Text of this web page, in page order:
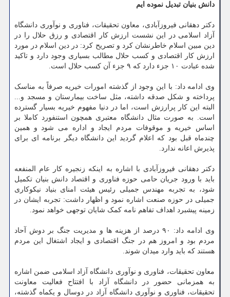
دانش بنیان تبدیل نموده ایم
دکتر دهقانی فیروزآبادی، معاون تحقیقات، فناوری و نوآوری دانشگاه
آزاد اسلامی در این نشست ارزش کار اقتصادی و رزق حلال را در
دین مبین اسلام خاطرنشان کرد و تصریح کرد: در دین اسلام در مورد
ارزش کار اقتصادی و کسب حلال مطالب بسیاری وجود دارد و تاکید
شده عبادت ۱۰ جزء دارد که ۹ جزء آن کسب حلال است.
وی ادامه داد: با این وجود از گذشته امورات خیریه صرفاً به مناسک
پرداخته و شکل صدقه داشته، مثل ساخت بیمارستان و مسجد و...
البته این کار پرارزش است، اما در دنیا مفهوم خیریه بسیار گسترده
است. به صورت مثال دانشگاه معتبری همچون استنفورد کاملا بر
اساس خیریه و موقوفات مردم ایجاد و اداره می شود و همین
چندماه قبل بود که اعلام گردید این دانشگاه دیگر برنامه ای برای
پذیرش اعانه ندارد.
دکتر دهقانی فیروزآبادی با اشاره به اینکه زنجیره کار عام المنفعه
باید با ورود جریان حامی حوزه فناوری و اقتصاد دانش بنیان تکمیل
شود، به تجربه مهندس جمیلی رئیس هیئت امنای بنیاد نیکوکاری
جمیلی در حوزه صنعت اشاره نمود و اظهار داشت: تجربه ایشان در
زمینه پیشبرد اهداف تفاهم نامه کمک شایان توجهی خواهد نمود.
وی ادامه داد: ۹۰ درصد از هزینه ها و مدیریت جنگ بر دوش آحاد
مردم بود و امروز هم در جنگ اقتصادی و ایجاد اشتغال این مردم
هستند که باید وارد میدان شوند.
معاون تحقیقات، فناوری و نوآوری دانشگاه آزاد اسلامی ضمن اشاره
به همزمانی حضور در دانشگاه آزاد با افتتاح فعالیت معاونت
تحقیقات، فناوری و نوآوری دانشگاه آزاد در دوسال و یکماه گذشته،